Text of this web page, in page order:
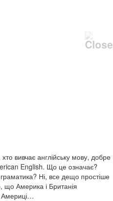
вивчає англійську мову, добре
English. Що це означає?
граматика? Ні, все дещо простіше
що Америка і Британія
Америці…